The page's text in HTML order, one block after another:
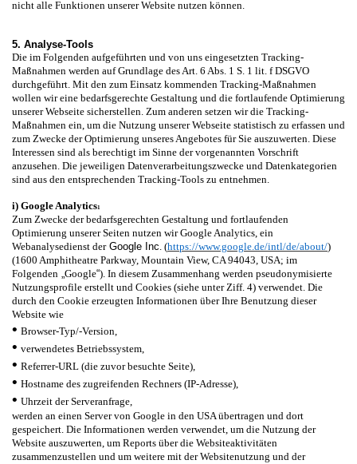
nicht alle Funktionen unserer Website nutzen können.
5. Analyse-Tools
Die im Folgenden aufgeführten und von uns eingesetzten Tracking-
Maßnahmen werden auf Grundlage des Art. 6 Abs. 1 S. 1 lit. f DSGVO
durchgeführt. Mit den zum Einsatz kommenden Tracking-Maßnahmen
wollen wir eine bedarfsgerechte Gestaltung und die fortlaufende Optimierung
unserer Webseite sicherstellen. Zum anderen setzen wir die Tracking-
Maßnahmen ein, um die Nutzung unserer Webseite statistisch zu erfassen und
zum Zwecke der Optimierung unseres Angebotes für Sie auszuwerten. Diese
Interessen sind als berechtigt im Sinne der vorgenannten Vorschrift
anzusehen. Die jeweiligen Datenverarbeitungszwecke und Datenkategorien
sind aus den entsprechenden Tracking-Tools zu entnehmen.
i) Google Analytics1
Zum Zwecke der bedarfsgerechten Gestaltung und fortlaufenden
Optimierung unserer Seiten nutzen wir Google Analytics, ein
Webanalysedienst der Google Inc. (https://www.google.de/intl/de/about/)
(1600 Amphitheatre Parkway, Mountain View, CA 94043, USA; im
Folgenden „Google“). In diesem Zusammenhang werden pseudonymisierte
Nutzungsprofile erstellt und Cookies (siehe unter Ziff. 4) verwendet. Die
durch den Cookie erzeugten Informationen über Ihre Benutzung dieser
Website wie
• Browser-Typ/-Version,
• verwendetes Betriebssystem,
• Referrer-URL (die zuvor besuchte Seite),
• Hostname des zugreifenden Rechners (IP-Adresse),
• Uhrzeit der Serveranfrage,
werden an einen Server von Google in den USA übertragen und dort
gespeichert. Die Informationen werden verwendet, um die Nutzung der
Website auszuwerten, um Reports über die Websiteaktivitäten
zusammenzustellen und um weitere mit der Websitenutzung und der